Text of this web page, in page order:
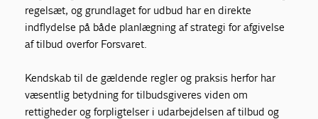
regelsæt, og grundlaget for udbud har en direkte
indflydelse på både planlægning af strategi for afgivelse
af tilbud overfor Forsvaret.
Kendskab til de gældende regler og praksis herfor har
væsentlig betydning for tilbudsgiveres viden om
rettigheder og forpligtelser i udarbejdelsen af tilbud og